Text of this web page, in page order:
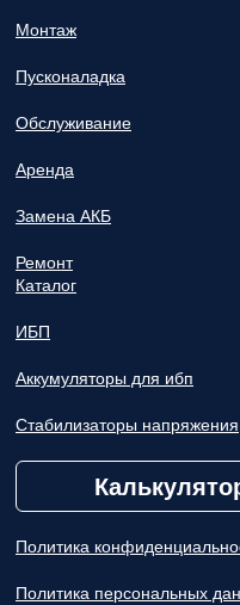
Монтаж
Пусконаладка
Обслуживание
Аренда
Замена АКБ
Ремонт
Каталог
ИБП
Аккумуляторы для ибп
Стабилизаторы напряжения
Политика
Политика персональных